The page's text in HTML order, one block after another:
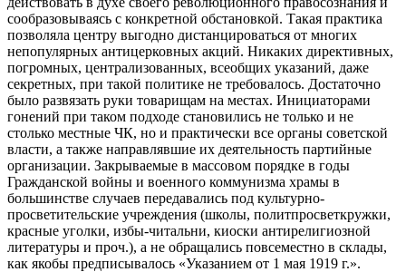
сообразовываясь с конкретной обстановкой. Такая практика
позволяла центру выгодно дистанцироваться от многих
непопулярных антицерковных акций. Никаких директивных,
погромных, централизованных, всеобщих указаний, даже
секретных, при такой политике не требовалось. Достаточно
было развязать руки товарищам на местах. Инициаторами
гонений при таком подходе становились не только и не
столько местные ЧК, но и практически все органы советской
власти, а также направлявшие их деятельность партийные
организации. Закрываемые в массовом порядке в годы
Гражданской войны и военного коммунизма храмы в
большинстве случаев передавались под культурно-
просветительские учреждения (школы, политпросветкружки,
красные уголки, избы-читальни, киоски антирелигиозной
литературы и проч.), а не обращались повсеместно в склады,
как якобы предписывалось «Указанием от 1 мая 1919 г.».